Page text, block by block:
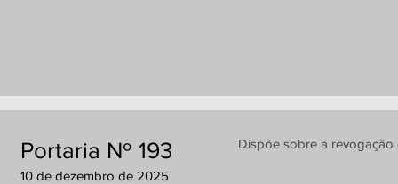
10 de dezembro de 2025
Portaria Nº 193 Dispõe sobre a revogação